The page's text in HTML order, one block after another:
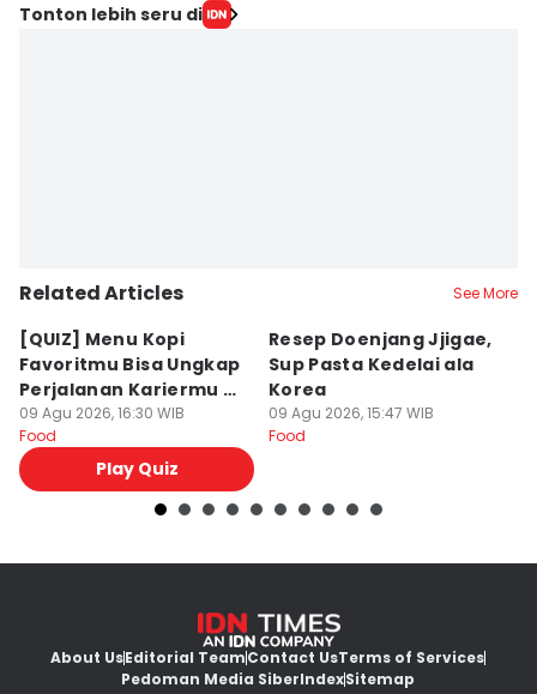
Tonton lebih seru di
Related Articles See More
⁠[QUIZ] Menu Kopi
Favoritmu Bisa Ungkap
Perjalanan Kariermu di
Masa Depan
09 Agu 2026, 16:30 WIB
Food
Play Quiz
Resep Doenjang Jjigae,
Sup Pasta Kedelai ala
Korea
09 Agu 2026, 15:47 WIB
Food
About UsEditorial TeamContact UsTerms of Services
Pedoman Media SiberIndexSitemap